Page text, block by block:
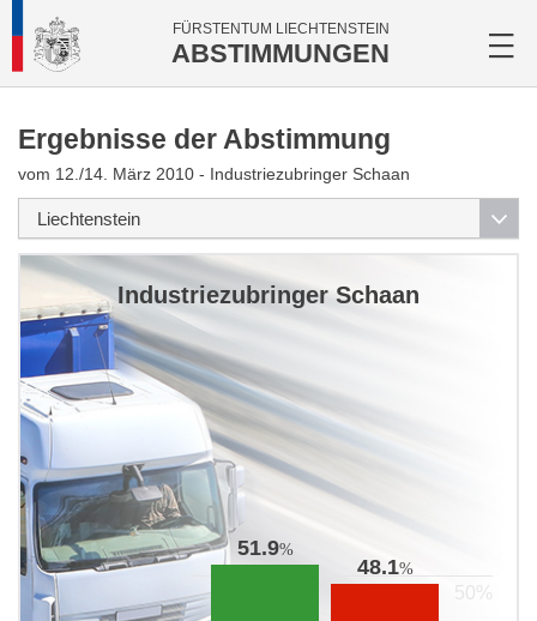
FÜRSTENTUM LIECHTENSTEIN
ABSTIMMUNGEN
Ergebnisse der Abstimmung
vom 12./14. März 2010 - Industriezubringer Schaan
Industriezubringer Schaan
51.9%
48.1%